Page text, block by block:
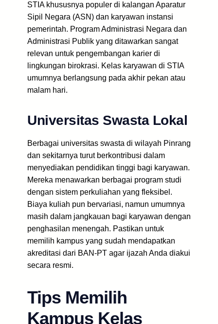
STIA khususnya populer di kalangan Aparatur
Sipil Negara (ASN) dan karyawan instansi
pemerintah. Program Administrasi Negara dan
Administrasi Publik yang ditawarkan sangat
relevan untuk pengembangan karier di
lingkungan birokrasi. Kelas karyawan di STIA
umumnya berlangsung pada akhir pekan atau
malam hari.
Universitas Swasta Lokal
Berbagai universitas swasta di wilayah Pinrang
dan sekitarnya turut berkontribusi dalam
menyediakan pendidikan tinggi bagi karyawan.
Mereka menawarkan berbagai program studi
dengan sistem perkuliahan yang fleksibel.
Biaya kuliah pun bervariasi, namun umumnya
masih dalam jangkauan bagi karyawan dengan
penghasilan menengah. Pastikan untuk
memilih kampus yang sudah mendapatkan
akreditasi dari BAN-PT agar ijazah Anda diakui
secara resmi.
Tips Memilih
Kampus Kelas